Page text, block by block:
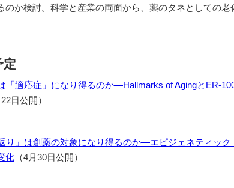
のか検討。科学と産業の両面から、薬のタネとしての
定
「適応症」になり得るのか―Hallmarks of AgingとER-
22日公開）
り」は創薬の対象になり得るのか―エピジェネティック
化（4月30日公開）